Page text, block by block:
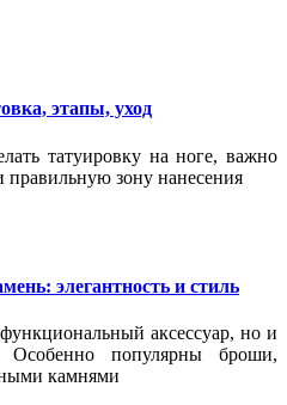
этапы, уход
татуировку на ноге, важно
правильную зону нанесения
элегантность и стиль
аксессуар, но и
Особенно популярны броши,
камнями